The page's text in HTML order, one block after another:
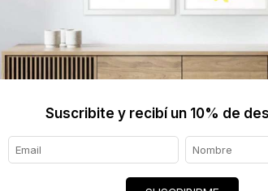
Agustina
Mi obra es una
generamos, pero
incendios e
obras como Juguemos
en el País de las
generar conciencia y
Suscribite y recibí un 10% de